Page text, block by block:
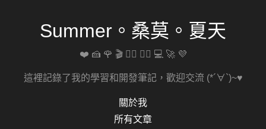
Summer。桑莫。夏天
❤️ 🍰 🌹 🎬 🚴‍♀️ 🏋️‍♀️ 💻 🚀 💜
這裡記錄了我的學習和開發筆記，歡迎交流 (*´∀`)~♥
關於我
所有文章